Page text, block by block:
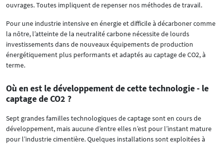
ouvrages. Toutes impliquent de repenser nos méthodes de travail.
Pour une industrie intensive en énergie et difficile à décarboner comme
la nôtre, l’atteinte de la neutralité carbone nécessite de lourds
investissements dans de nouveaux équipements de production
énergétiquement plus performants et adaptés au captage de CO2, à
terme.
Où en est le développement de cette technologie - le
captage de CO2 ?
Sept grandes familles technologiques de captage sont en cours de
développement, mais aucune d’entre elles n’est pour l’instant mature
pour l’industrie cimentière. Quelques installations sont exploitées à